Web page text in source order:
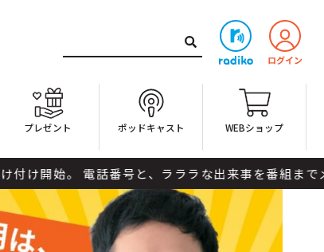
プレゼント ポッドキャスト WEBショップ
号と、ラララな出来事を番組までメールし